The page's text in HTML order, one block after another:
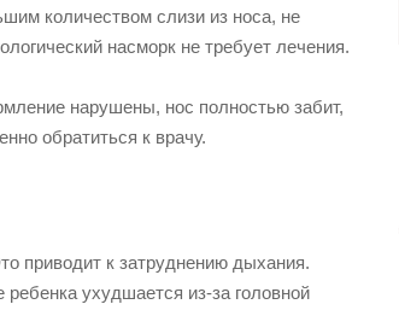
количеством слизи из носа, не
насморк не требует лечения.
нарушены, нос полностью забит,
обратиться к врачу.
приводит к затруднению дыхания.
ухудшается из-за головной